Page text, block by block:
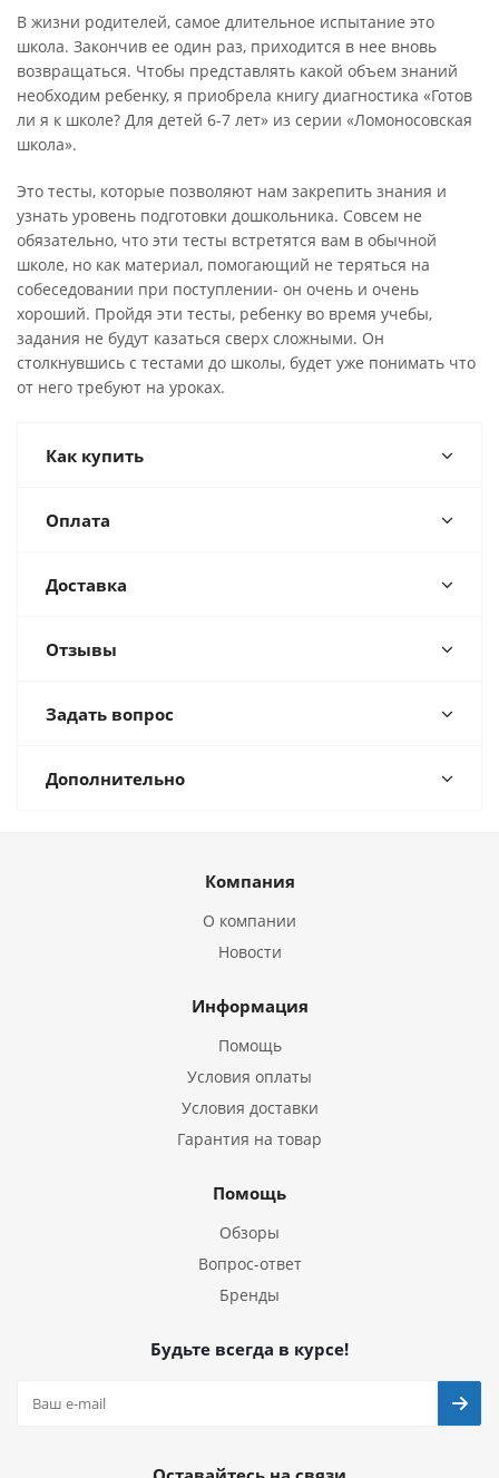
В жизни родителей, самое длительное испытание это
школа. Закончив ее один раз, приходится в нее вновь
возвращаться. Чтобы представлять какой объем знаний
необходим ребенку, я приобрела книгу диагностика «Готов
ли я к школе? Для детей 6-7 лет» из серии «Ломоносовская
школа».
Это тесты, которые позволяют нам закрепить знания и
узнать уровень подготовки дошкольника. Совсем не
обязательно, что эти тесты встретятся вам в обычной
школе, но как материал, помогающий не теряться на
собеседовании при поступлении- он очень и очень
хороший. Пройдя эти тесты, ребенку во время учебы,
задания не будут казаться сверх сложными. Он
столкнувшись с тестами до школы, будет уже понимать что
от него требуют на уроках.
Как купить
Оплата
Доставка
Отзывы
Задать вопрос
Дополнительно
Компания
О компании
Новости
Информация
Помощь
Условия оплаты
Условия доставки
Гарантия на товар
Помощь
Обзоры
Вопрос-ответ
Бренды
Будьте всегда в курсе!